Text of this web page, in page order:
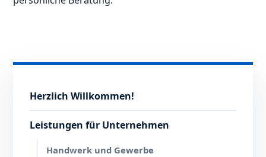
Herzlich Willkommen!
Leistungen für Unternehmen
Handwerk und Gewerbe